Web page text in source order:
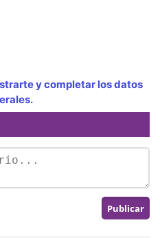
y completar los datos